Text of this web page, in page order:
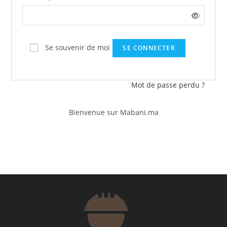
Se souvenir de moi SE CONNECTER
Mot de passe perdu ?
Bienvenue sur Mabani.ma